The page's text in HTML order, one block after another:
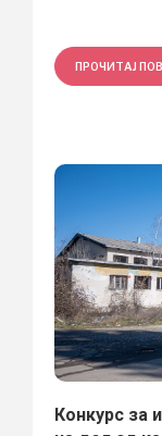
ПРОЧИТАЈ
Конкурс за